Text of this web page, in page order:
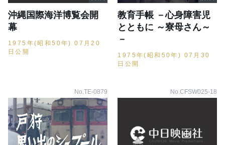
沖縄国際海洋博覧会開
幕
1975年(昭和50年) 07月20
日公開
教育手帳 －心身障害児
とともに ～寮母さん～
－
1975年(昭和50年) 07月30
日公開
No.TE-0879 No.CFSW025-18